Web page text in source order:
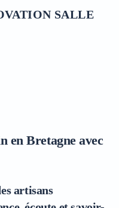
en Bretagne avec
artisans